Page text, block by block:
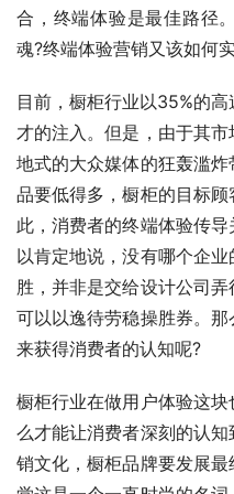
合，终端体验是最佳路径
魂?终端体验营销又该如何
目前，橱柜行业以35%的
才的注入。但是，由于其
地式的大众媒体的狂轰滥
品要低得多，橱柜的目标
此，消费者的终端体验传
以肯定地说，没有哪个企
胜，并非是交给设计公司
可以以逸待劳稳操胜券。
来获得消费者的认知呢?
橱柜行业在做用户体验这
么才能让消费者深刻的认
销文化，橱柜品牌要发展